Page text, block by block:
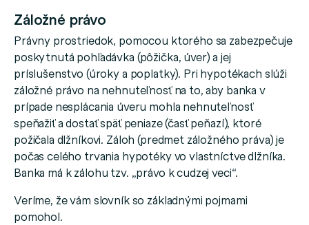
Záložné právo
Právny prostriedok, pomocou ktorého sa zabezpečuje
poskytnutá pohľadávka (pôžička, úver) a jej
príslušenstvo (úroky a poplatky). Pri hypotékach slúži
záložné právo na nehnuteľnosť na to, aby banka v
prípade nesplácania úveru mohla nehnuteľnosť
speňažiť a dostať späť peniaze (časť peňazí), ktoré
požičala dlžníkovi. Záloh (predmet záložného práva) je
počas celého trvania hypotéky vo vlastníctve dlžníka.
Banka má k zálohu tzv. „právo k cudzej veci“.
Veríme, že vám slovník so základnými pojmami
pomohol.